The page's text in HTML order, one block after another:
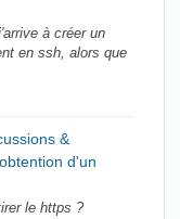
à créer un
en ssh, alors que
&
d'un
le https ?